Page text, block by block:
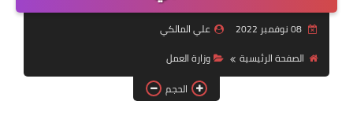
التقنية
سلف وقروض
وزارة العمل
08 نوفمبر 2022
علي المالكي
الصفحة الرئيسية
وزارة العمل
الحجم